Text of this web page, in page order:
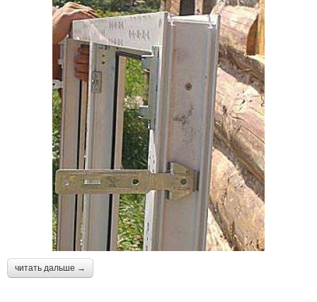
читать дальше →